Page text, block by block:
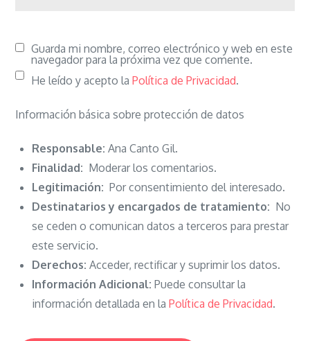
Guarda mi nombre, correo electrónico y web en este
navegador para la próxima vez que comente.
He leído y acepto laPolítica de Privacidad.
Información básica sobre protección de datos
Responsable: Ana Canto Gil.
Finalidad: Moderar los comentarios.
Legitimación: Por consentimiento del interesado.
Destinatarios y encargados de tratamiento: No
se ceden o comunican datos a terceros para prestar
este servicio.
Derechos: Acceder, rectificar y suprimir los datos.
Información Adicional: Puede consultar la
información detallada en laPolítica de Privacidad.